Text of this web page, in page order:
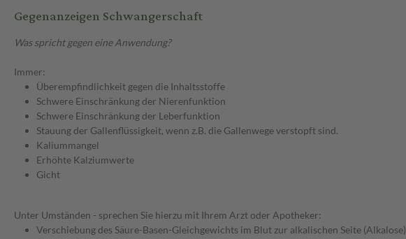
Gegenanzeigen Schwangerschaft
Was spricht gegen eine Anwendung?
Immer:
Überempfindlichkeit gegen die Inhaltsstoffe
Schwere Einschränkung der Nierenfunktion
Schwere Einschränkung der Leberfunktion
Stauung der Gallenflüssigkeit, wenn z.B. die Gallenwege verstopft sind.
Kaliummangel
Erhöhte Kalziumwerte
Gicht
Unter Umständen - sprechen Sie hierzu mit Ihrem Arzt oder Apotheker:
Verschiebung des Säure-Basen-Gleichgewichts im Blut zur alkalischen Seite (Alkalose)